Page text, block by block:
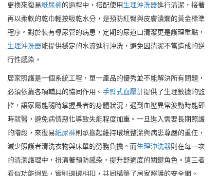
更換來復易紙尿褲的過程中，搭配使用生理沖洗器進行清潔，接著
再以柔軟的乾巾輕按吸乾水分，是預防紅臀與皮膚潰爛的黃金標準
程序。對於裝有導尿管的病患，定期的尿道口清潔更是護理重點，
生理沖洗器能提供穩定的水流進行沖洗，避免因清潔不當造成的逆
行性感染。
居家照護是一個系統工程，單一產品的優秀並不能解決所有問題，
必須依靠各項輔具的協同作用。 手臂式血壓計提供了生理數據的監
控，讓家屬能隨時掌握長者的身體狀況，遇到血壓異常波動時能即
時就醫，避免病情惡化導致失能程度加重。一旦進入需要長期照護
的階段，來復易紙尿褲則承擔起維持環境整潔與病患尊嚴的重任，
減少照護者清洗衣物與床單的勞務負擔。而生理沖洗器則在每一次
的清潔護理中，扮演著預防感染，提升舒適度的關鍵角色。這三者
看似功能迥異，實則環環相扣，共同構築了居家照護的安全網。